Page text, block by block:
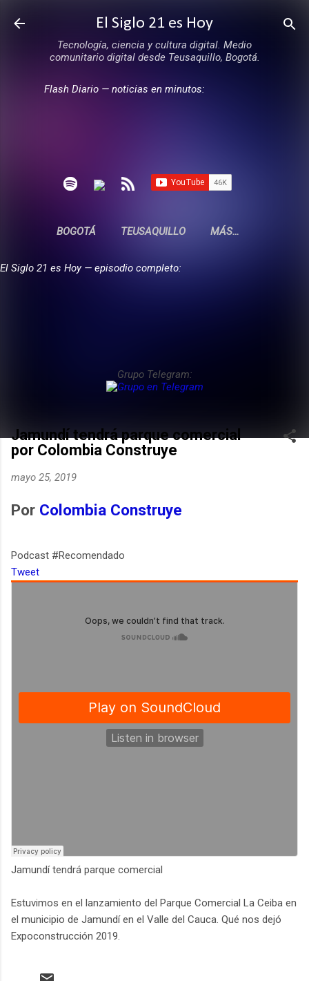
Ir al contenido principal
El Siglo 21 es Hoy
Tecnología, ciencia y cultura digital. Medio
comunitario digital desde Teusaquillo, Bogotá.
Flash Diario — noticias en minutos:
BOGOTÁ TEUSAQUILLO MÁS…
El Siglo 21 es Hoy — episodio completo:
Grupo Telegram:
Jamundí tendrá parque comercial
por Colombia Construye
mayo 25, 2019
Por Colombia Construye
Podcast #Recomendado
Tweet
Jamundí tendrá parque comercial
Estuvimos en el lanzamiento del Parque Comercial La Ceiba en
el municipio de Jamundí en el Valle del Cauca. Qué nos dejó
Expoconstrucción 2019.